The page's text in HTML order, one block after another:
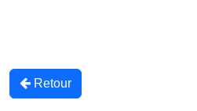
Retour